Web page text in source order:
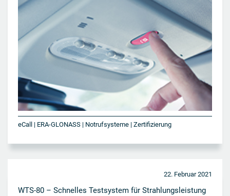
eCall | ERA-GLONASS | Notrufsysteme | Zertifizierung
22. Februar 2021
WTS-80 – Schnelles Testsystem für Strahlungsleistung